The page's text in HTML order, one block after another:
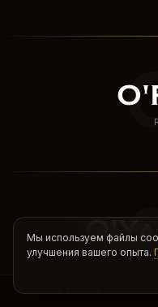
Бутик
© 2023 – 2026
Мы используем файлы
улучшения вашего опыта.